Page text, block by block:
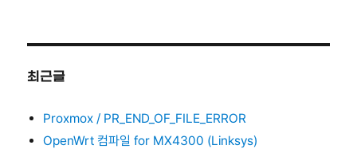
최근글
Proxmox / PR_END_OF_FILE_ERROR
OpenWrt 컴파일 for MX4300 (Linksys)